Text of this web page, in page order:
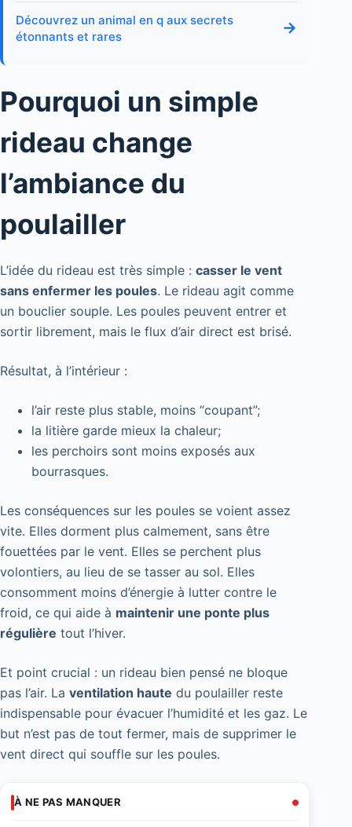
Découvrez un animal en q aux secrets
étonnants et rares
→
Pourquoi un simple
rideau change
l’ambiance du
poulailler
L’idée du rideau est très simple : casser le vent
sans enfermer les poules. Le rideau agit comme
un bouclier souple. Les poules peuvent entrer et
sortir librement, mais le flux d’air direct est brisé.
Résultat, à l’intérieur :
l’air reste plus stable, moins “coupant”;
la litière garde mieux la chaleur;
les perchoirs sont moins exposés aux
bourrasques.
Les conséquences sur les poules se voient assez
vite. Elles dorment plus calmement, sans être
fouettées par le vent. Elles se perchent plus
volontiers, au lieu de se tasser au sol. Elles
consomment moins d’énergie à lutter contre le
froid, ce qui aide à maintenir une ponte plus
régulière tout l’hiver.
Et point crucial : un rideau bien pensé ne bloque
pas l’air. La ventilation haute du poulailler reste
indispensable pour évacuer l’humidité et les gaz. Le
but n’est pas de tout fermer, mais de supprimer le
vent direct qui souffle sur les poules.
À NE PAS MANQUER